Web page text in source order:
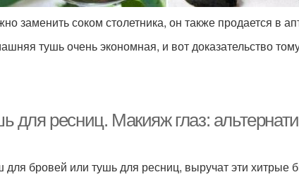
заменить соком столетника, он также продается в
тушь очень экономная, и вот доказательство
для ресниц. Макияж глаз:
бровей или тушь для ресниц, выручат эти хитрые